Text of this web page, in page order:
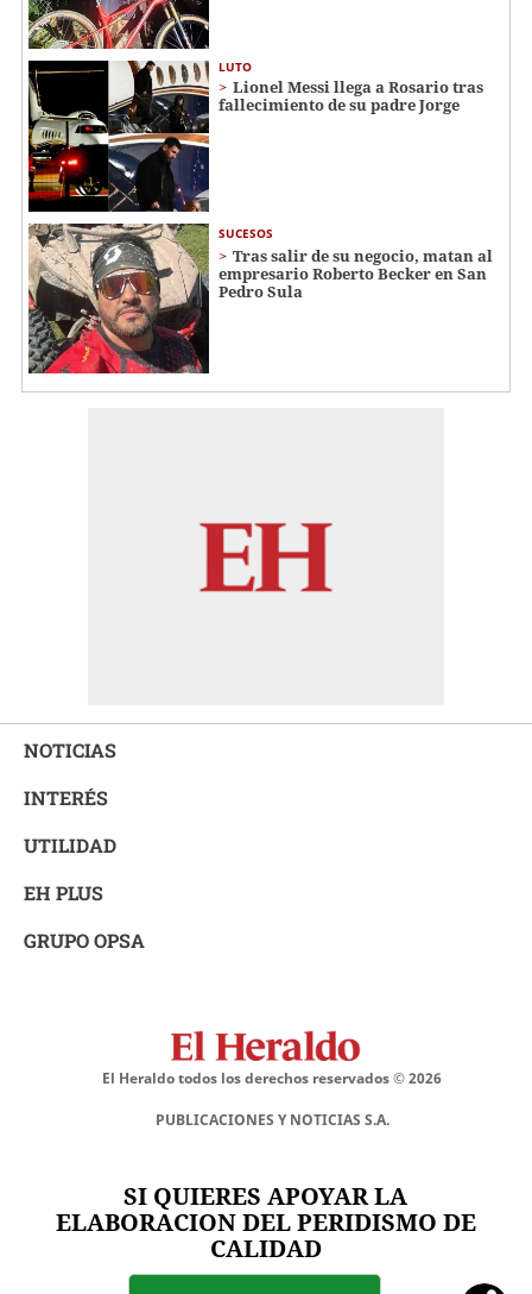
LUTO
Lionel Messi llega a Rosario tras
fallecimiento de su padre Jorge
SUCESOS
Tras salir de su negocio, matan al
empresario Roberto Becker en San
Pedro Sula
NOTICIAS
INTERÉS
UTILIDAD
EH PLUS
GRUPO OPSA
El Heraldo todos los derechos reservados ©2026
PUBLICACIONES Y NOTICIAS S.A.
SI QUIERES APOYAR LA
ELABORACION DEL PERIDISMO DE
CALIDAD